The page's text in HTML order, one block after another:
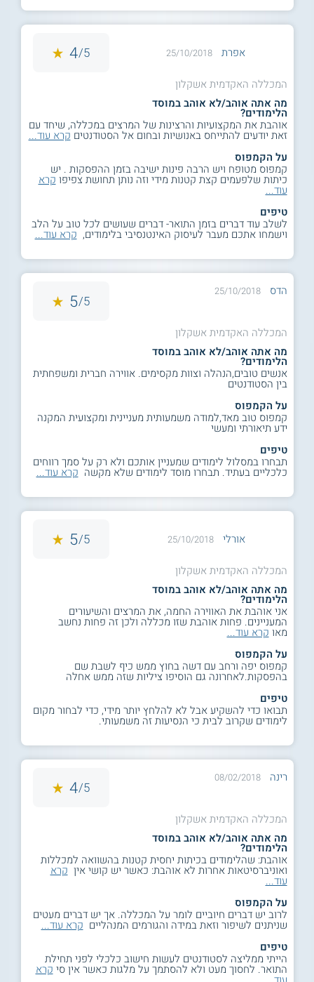
אפרת 25/10/2018
5/
4
המכללה האקדמית אשקלון
מה אתה אוהב/לא אוהב במוסד
הלימודים?
אוהבת את המקצועיות והרצינות של המרצים במכללה, שיחד עם
זאת יודעים להתייחס באנושיות ובחום אל הסטודנטים קרא עוד...
על הקמפוס
קמפוס מטופח ויש הרבה פינות ישיבה בזמן ההפסקות . יש
כיתות שלפעמים קצת קטנות מידי וזה נותן תחושת צפיפו קרא
עוד...
טיפים
לשלב עוד דברים בזמן התואר- דברים שעושים לכל טוב על הלב
וישמחו אתכם מעבר לעיסוק האינטנסיבי בלימודים, קרא עוד...
הדס 25/10/2018
5/
5
המכללה האקדמית אשקלון
מה אתה אוהב/לא אוהב במוסד
הלימודים?
אנשים טובים,הנהלה וצוות מקסימים. אווירה חברית ומשפחתית
בין הסטודנטים
על הקמפוס
קמפוס טוב מאד,למודה משמעותית מעניינית ומקצועית המקנה
ידע תיאורתי ומעשי
טיפים
תבחרו במסלול לימודים שמעניין אותכם ולא רק על סמך רווחים
כלכליים בעתיד. תבחרו מוסד לימודים שלא מקשה קרא עוד...
אורלי 25/10/2018
5/
5
המכללה האקדמית אשקלון
מה אתה אוהב/לא אוהב במוסד
הלימודים?
אני אוהבת את האווירה החמה, את המרצים והשיעורים
המעניינים. פחות אוהבת שזו מכללה ולכן זה פחות נחשב
מאו קרא עוד...
על הקמפוס
קמפוס יפה ורחב עם דשה בחוץ ממש כיף לשבת שם
בהפסקות.לאחרונה גם הוסיפו ציליות שזה ממש אחלה
טיפים
תבואו כדי להשקיע אבל לא להלחץ יותר מידי, כדי לבחור מקום
לימודים שקרוב לבית כי הנסיעות זה משמעותי.
רינה 08/02/2018
5/
4
המכללה האקדמית אשקלון
מה אתה אוהב/לא אוהב במוסד
הלימודים?
אוהבת: שהלימודים בכיתות יחסית קטנות בהשוואה למכללות
ואוניברסיטאות אחרות לא אוהבת: כאשר יש קושי אין קרא
עוד...
על הקמפוס
לרוב יש דברים חיוביים לומר על המכללה. אך יש דברים מעטים
שניתנים לשיפור וזאת במידה והגורמים המנהליים קרא עוד...
טיפים
הייתי ממליצה לסטודנטים לעשות חישוב כלכלי לפני תחילת
התואר. לחסוך מעט ולא להסתמך על מלגות כאשר אין סי קרא